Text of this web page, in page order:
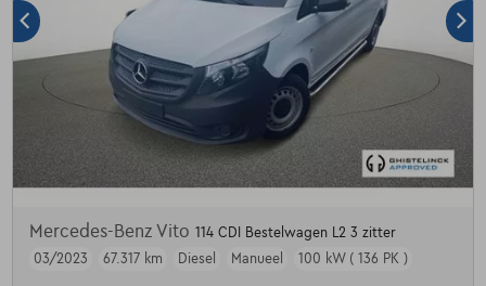
Mercedes-Benz Vito 114 CDI Bestelwagen L2 3 zitter
03/2023
67.317 km Diesel Manueel 100 kW ( 136 PK )